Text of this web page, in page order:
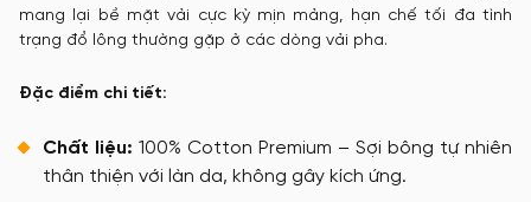
mang lại bề mặt vải cực kỳ mịn mảng, hạn chế tối đa tình
trạng đổ lông thường gặp ở các dòng vải pha.
Đặc điểm chi tiết:
Chất liệu: 100% Cotton Premium – Sợi bông tự nhiên
thân thiện với làn da, không gây kích ứng.